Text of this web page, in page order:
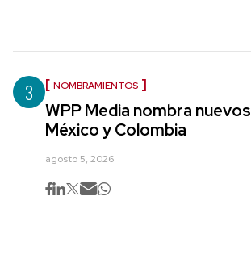
3 NOMBRAMIENTOS
WPP Media nombra
México y Colombia
agosto 5, 2026